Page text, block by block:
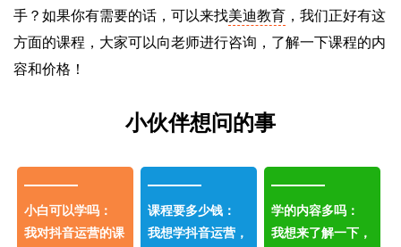
手？如果你有需要的话，可以来找美迪教育 ，我们正好有这
方面的课程，大家可以向老师进行咨询，了解一下课程的内
容和价格！
小伙伴想问的事
小白可以学吗：
我对抖音运营的课
课程要多少钱：
我想学抖音运营，
学的内容多吗：
我想来了解一下，